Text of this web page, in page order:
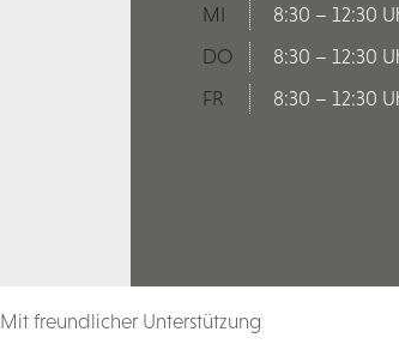
MI
8:30 – 12:30
DO
8:30 – 12:30
FR
8:30 – 12:30
Mit freundlicher Unterstützung